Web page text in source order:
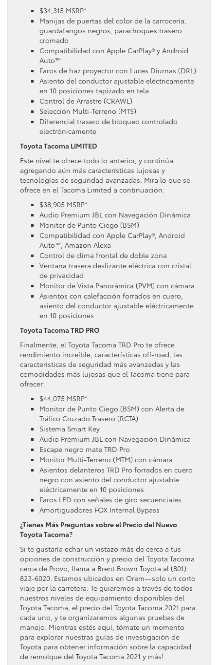
$34,315 MSRP*
Manijas de puertas del color de la carrocería,
guardafangos negros, parachoques trasero
cromado
Compatibilidad con Apple CarPlay® y Android
Auto™
Faros de haz proyector con Luces Diurnas (DRL)
Asiento del conductor ajustable eléctricamente
en 10 posiciones tapizado en tela
Control de Arrastre (CRAWL)
Selección Multi-Terreno (MTS)
Diferencial trasero de bloqueo controlado
electrónicamente
Toyota Tacoma LIMITED
Este nivel te ofrece todo lo anterior, y continúa
agregando aún más características lujosas y
tecnologías de seguridad avanzadas. Mira lo que se
ofrece en el Tacoma Limited a continuación:
$38,905 MSRP*
Audio Premium JBL con Navegación Dinámica
Monitor de Punto Ciego (BSM)
Compatibilidad con Apple CarPlay®, Android
Auto™, Amazon Alexa
Control de clima frontal de doble zona
Ventana trasera deslizante eléctrica con cristal
de privacidad
Monitor de Vista Panorámica (PVM) con cámara
Asientos con calefacción forrados en cuero,
asiento del conductor ajustable eléctricamente
en 10 posiciones
Toyota Tacoma TRD PRO
Finalmente, el Toyota Tacoma TRD Pro te ofrece
rendimiento increíble, características off-road, las
características de seguridad más avanzadas y las
comodidades más lujosas que el Tacoma tiene para
ofrecer:
$44,075 MSRP*
Monitor de Punto Ciego (BSM) con Alerta de
Tráfico Cruzado Trasero (RCTA)
Sistema Smart Key
Audio Premium JBL con Navegación Dinámica
Escape negro mate TRD Pro
Monitor Multi-Terreno (MTM) con cámara
Asientos delanteros TRD Pro forrados en cuero
negro con asiento del conductor ajustable
eléctricamente en 10 posiciones
Faros LED con señales de giro secuenciales
Amortiguadores FOX Internal Bypass
¿Tienes Más Preguntas sobre el Precio del Nuevo
Toyota Tacoma?
Si te gustaría echar un vistazo más de cerca a tus
opciones de construcción y precio del Toyota Tacoma
cerca de Provo, llama a Brent Brown Toyota al (801)
823-6020. Estamos ubicados en Orem—solo un corto
viaje por la carretera. Te guiaremos a través de todos
nuestros niveles de equipamiento disponibles del
Toyota Tacoma, el precio del Toyota Tacoma 2021 para
cada uno, y te organizaremos algunas pruebas de
manejo. Mientras estés aquí, tómate un momento
para explorar nuestras guías de investigación de
Toyota para obtener información sobre la capacidad
de remolque del Toyota Tacoma 2021 y más!